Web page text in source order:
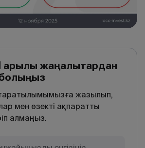
жаңалықтардан
таратылымымызға жазылып,
мен өзекті ақпаратты
алмаңыз.